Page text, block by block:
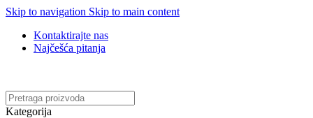
Skip to navigation Skip to main content
Kontaktirajte nas
Najčešća pitanja
Kategorija